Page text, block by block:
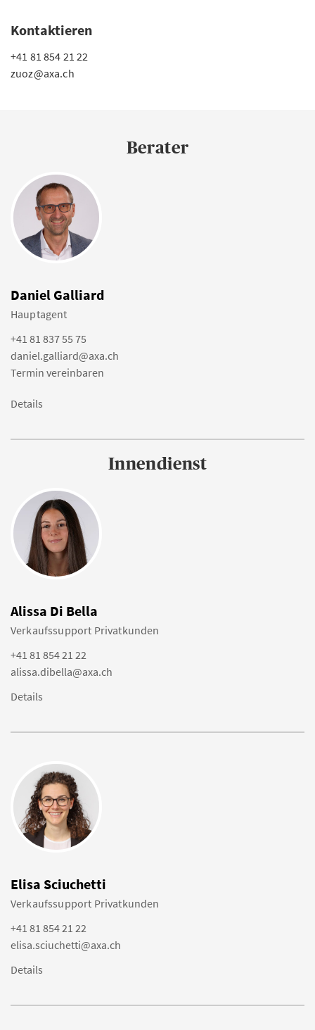
Kontaktieren
+41 81 854 21 22
zuoz@axa.ch
Berater
Daniel Galliard
Hauptagent
+41 81 837 55 75
daniel.galliard@axa.ch
Termin vereinbaren
Details
Innendienst
Alissa Di Bella
Verkaufssupport Privatkunden
+41 81 854 21 22
alissa.dibella@axa.ch
Details
Elisa Sciuchetti
Verkaufssupport Privatkunden
+41 81 854 21 22
elisa.sciuchetti@axa.ch
Details